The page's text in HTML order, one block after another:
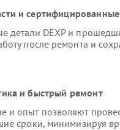
и
детали DEXP и
после ремонта и
и быстрый ремонт
опыт позволяют
сроки, минимизируя